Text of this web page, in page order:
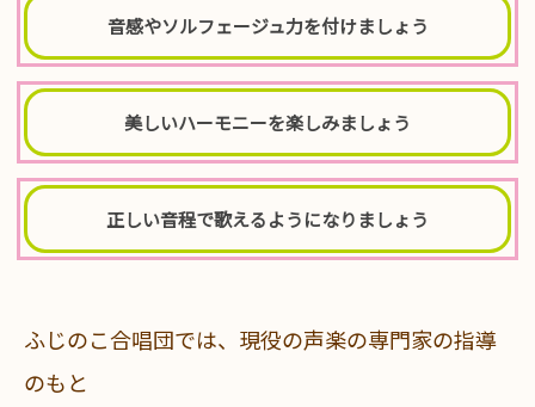
音感やソルフェージュ力を付けましょう
美しいハーモニーを楽しみましょう
正しい音程で歌えるようになりましょう
ふじのこ合唱団では、現役の声楽の専門家の指導
のもと